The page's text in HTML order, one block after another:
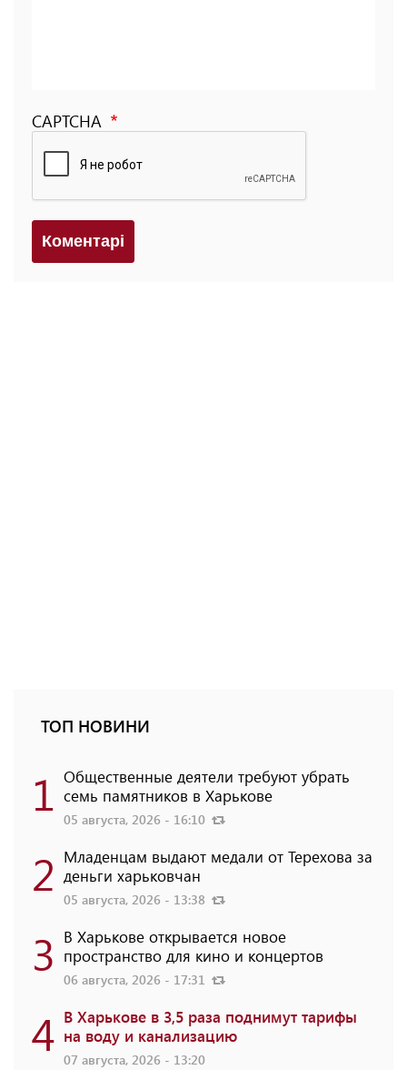
CAPTCHA
Коментарi
ТОП НОВИНИ
1 Общественные деятели требуют убрать
семь памятников в Харькове
05 августа, 2026 - 16:10
2 Младенцам выдают медали от Терехова за
деньги харьковчан
05 августа, 2026 - 13:38
3 В Харькове открывается новое
пространство для кино и концертов
06 августа, 2026 - 17:31
4 В Харькове в 3,5 раза поднимут тарифы
на воду и канализацию
07 августа, 2026 - 13:20